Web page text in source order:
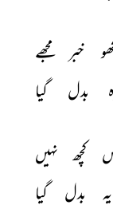
خبر
مجھے
بدل گیا
کچھ
نہیں
بدل گیا